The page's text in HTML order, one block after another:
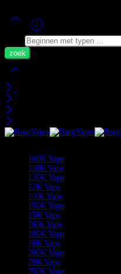
100K Vape
110K Vape
120K Vape
12K Vape
140k Vape
150K Vape
15K Vape
160k Vape
180K Vape
18K Vape
200K Vape
20K Vape
250K Vape